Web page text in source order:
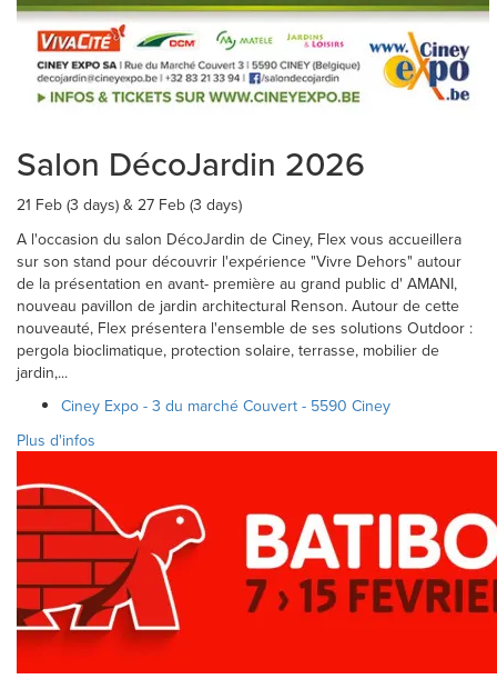
Salon DécoJardin 2026
21 Feb (3 days) & 27 Feb (3 days)
A l'occasion du salon DécoJardin de Ciney, Flex vous accueillera
sur son stand pour découvrir l'expérience "Vivre Dehors" autour
de la présentation en avant- première au grand public d' AMANI,
nouveau pavillon de jardin architectural Renson. Autour de cette
nouveauté, Flex présentera l'ensemble de ses solutions Outdoor :
pergola bioclimatique, protection solaire, terrasse, mobilier de
jardin,...
Ciney Expo - 3 du marché Couvert - 5590 Ciney
Plus d'infos